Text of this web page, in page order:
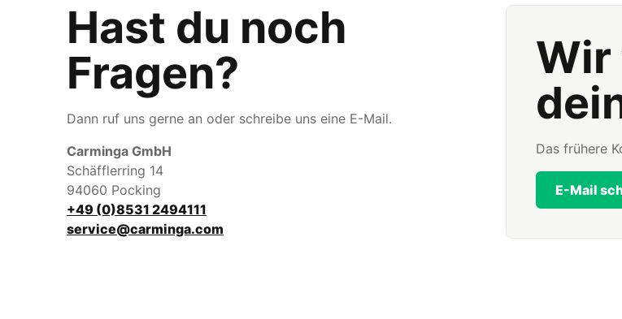
Hast du noch
Fragen?
Dann ruf uns gerne an oder schreibe uns eine E-Mail.
Carminga GmbH
Schäfflerring 14
94060 Pocking
+49 (0)8531 2494111
service@carminga.com
Wir
Das frühere
E-Mail